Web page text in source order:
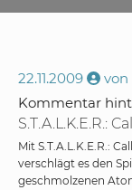
S.T.A.L.K.E.R.:
22.11.2009 von
Kommentar
Mit S.T.A.L.K.E.R.:
verschlägt es den
geschmolzenen